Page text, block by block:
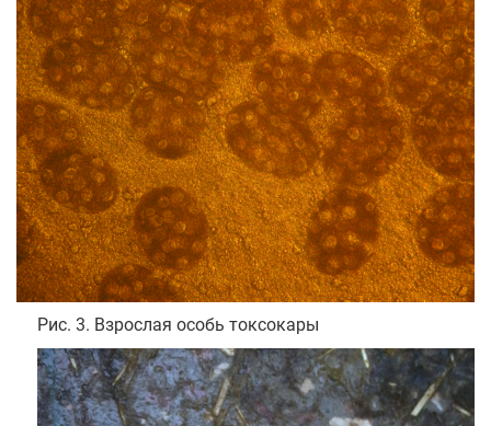
Рис. 3. Взрослая особь токсокары